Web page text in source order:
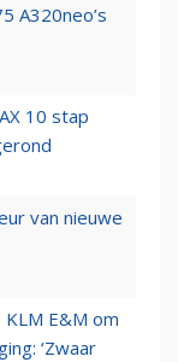
A320neo’s
10 stap
van nieuwe
E&M om
‘Zwaar